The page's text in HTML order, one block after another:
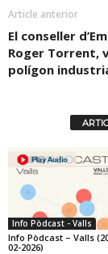
Article anterior
El conseller
Roger Torrent,
polígon
Info Pòdcast - Valls
Info Pòdcast – Valls
02-2026)